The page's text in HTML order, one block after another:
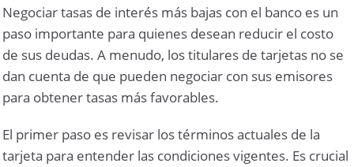
Negociar tasas de interés más bajas con el banco es un
paso importante para quienes desean reducir el costo
de sus deudas. A menudo, los titulares de tarjetas no se
dan cuenta de que pueden negociar con sus emisores
para obtener tasas más favorables.
El primer paso es revisar los términos actuales de la
tarjeta para entender las condiciones vigentes. Es crucial